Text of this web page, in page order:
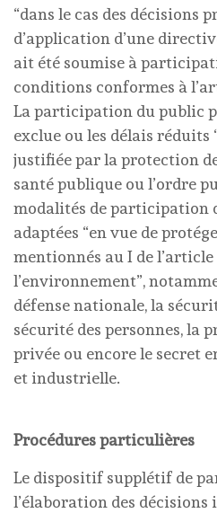
“dans le cas des décisions
d’application d’une
ait été soumise à
conditions conformes à
La participation du public
exclue ou les délais réduits
justifiée par la protection
santé publique ou l’ordre
modalités de participation
adaptées “en vue de
mentionnés au I de l’article
l’environnement”,
défense nationale, la
sécurité des personnes, la
privée ou encore le secret
et industrielle.
Procédures particulières
Le dispositif supplétif de
l’élaboration des